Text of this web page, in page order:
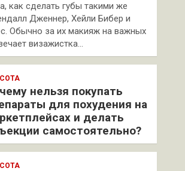
как сделать губы такими же
Дженнер, Хейли Бибер и
Обычно за их макияж на важных
визажистка…
нельзя покупать
для похудения на
и делать
самостоятельно?